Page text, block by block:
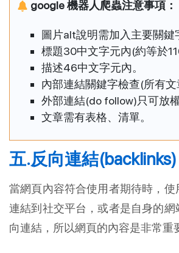
google 機器人爬蟲注意事項：
圖片alt說明需加入主要關
標題30中文字元內(約等於
描述46中文字元內。
內部連結關鍵字檢查(所有文
外部連結(do follow)只可放權
文章需有表格、清單。
五.反向連結(backlinks)
當網頁內容符合使用者期待時，使
連結到社交平台，或者是自身的網
向連結，所以網頁的內容是非常重